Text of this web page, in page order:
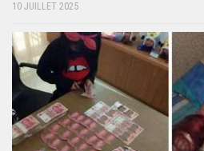
10 JUILLET 2025